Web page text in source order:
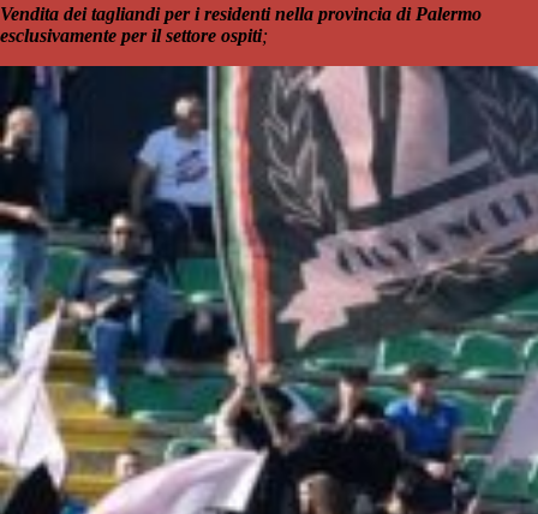
Vendita dei tagliandi per i residenti nella provincia di Palermo
esclusivamente per il settore ospiti;